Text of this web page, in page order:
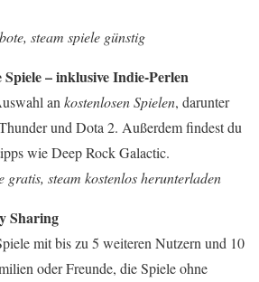
steam spiele günstig
Spiele – inklusive Indie-Perlen
an kostenlosen Spielen, darunter
und Dota 2. Außerdem findest du
wie Deep Rock Galactic.
gratis, steam kostenlos herunterladen
Sharing
mit bis zu 5 weiteren Nutzern und 10
oder Freunde, die Spiele ohne